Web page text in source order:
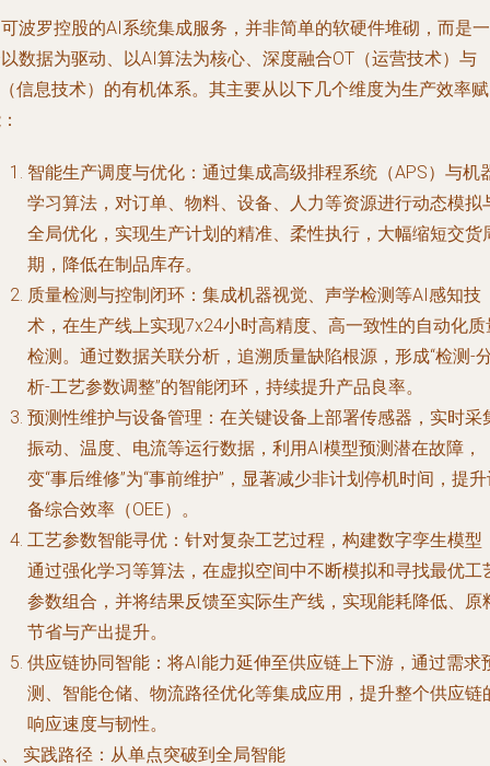
波罗控股的AI系统集成服务，并非简单的软硬件堆砌，而是一
数据为驱动、以AI算法为核心、深度融合OT（运营技术）与
信息技术）的有机体系。其主要从以下几个维度为生产效率赋
智能生产调度与优化 ：通过集成高级排程系统（APS）与机
学习算法，对订单、物料、设备、人力等资源进行动态模拟
全局优化，实现生产计划的精准、柔性执行，大幅缩短交货
期，降低在制品库存。
质量检测与控制闭环 ：集成机器视觉、声学检测等AI感知技
术，在生产线上实现7x24小时高精度、高一致性的自动化质
检测。通过数据关联分析，追溯质量缺陷根源，形成“检测-
析-工艺参数调整”的智能闭环，持续提升产品良率。
预测性维护与设备管理 ：在关键设备上部署传感器，实时采
振动、温度、电流等运行数据，利用AI模型预测潜在故障，
变“事后维修”为“事前维护”，显著减少非计划停机时间，提
备综合效率（OEE）。
工艺参数智能寻优 ：针对复杂工艺过程，构建数字孪生模型
通过强化学习等算法，在虚拟空间中不断模拟和寻找最优工
参数组合，并将结果反馈至实际生产线，实现能耗降低、原
节省与产出提升。
供应链协同智能 ：将AI能力延伸至供应链上下游，通过需求
测、智能仓储、物流路径优化等集成应用，提升整个供应链
响应速度与韧性。
实践路径：从单点突破到全局智能